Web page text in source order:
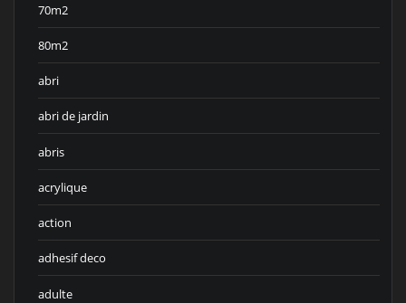
70m2
80m2
abri
abri de jardin
abris
acrylique
action
adhesif deco
adulte